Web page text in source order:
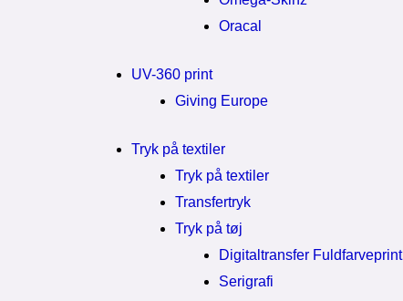
Oracal
UV-360 print
Giving Europe
Tryk på textiler
Tryk på textiler
Transfertryk
Tryk på tøj
Digitaltransfer Fuldfarveprint
Serigrafi